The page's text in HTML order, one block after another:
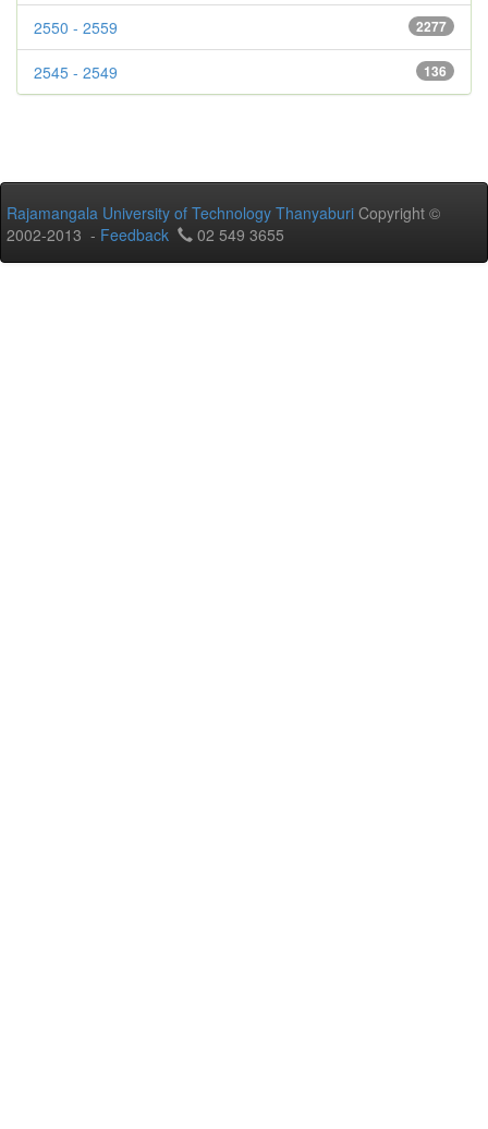
2277
2550 - 2559
136
2545 - 2549
Rajamangala University of Technology Thanyaburi Copyright ©
2002-2013 - Feedback 02 549 3655